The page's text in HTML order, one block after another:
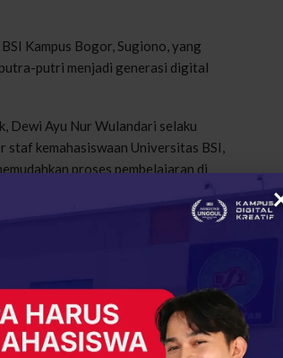
Kampus Bogor, Sugiono, yang
putri menjadi generasi digital
Dewi Ayu Nur Wulandari selaku
staf kemahasiswaan Universitas BSI,
proses pembelajaran di
Parent, dan EKTM UBSI.
Kampus Bersama Orang Tua
generasi muda yang siap
menarik lainnya dari Universitas BSI